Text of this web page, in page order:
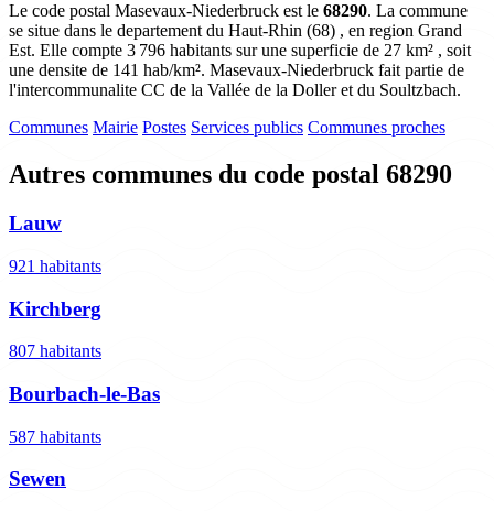
Le code postal Masevaux-Niederbruck est le 68290. La commune
se situe dans le departement du Haut-Rhin (68) , en region Grand
Est. Elle compte 3 796 habitants sur une superficie de 27 km² , soit
une densite de 141 hab/km². Masevaux-Niederbruck fait partie de
l'intercommunalite CC de la Vallée de la Doller et du Soultzbach.
Communes Mairie Postes Services publics Communes proches
Autres communes du code postal 68290
Lauw
921 habitants
Kirchberg
807 habitants
Bourbach-le-Bas
587 habitants
Sewen